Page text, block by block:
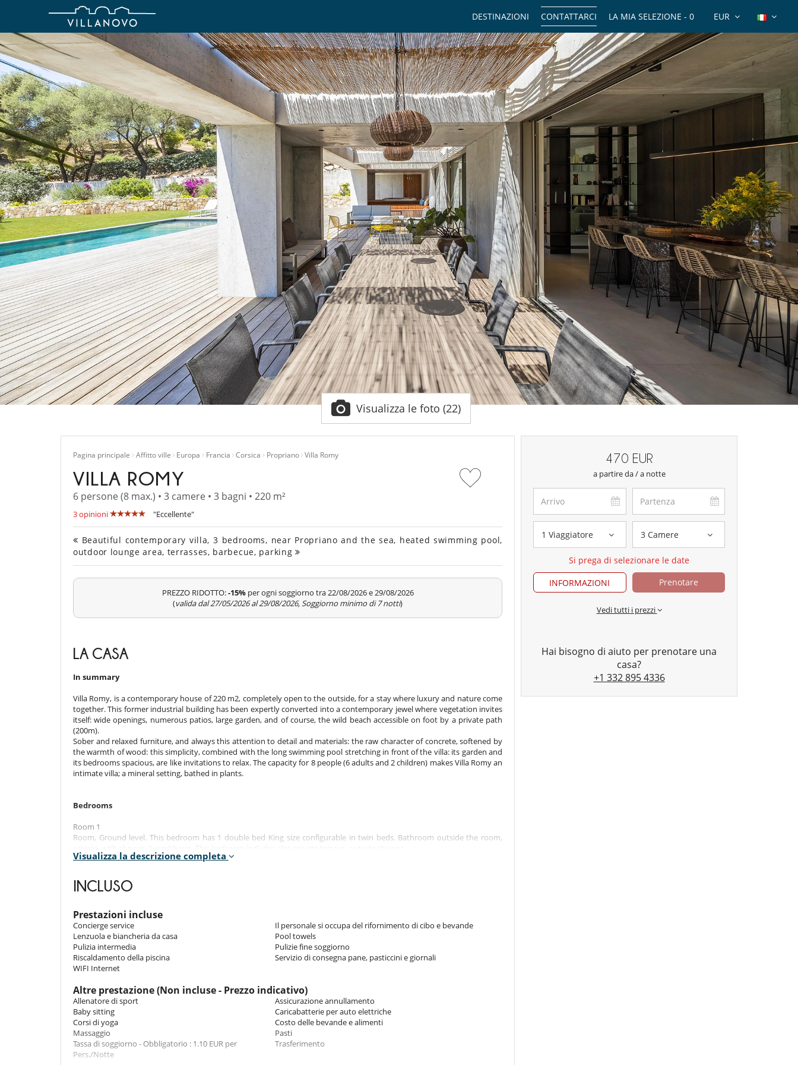
EUR
LA MIA SELEZIONE - 0
CONTATTARCI
DESTINAZIONI
Visualizza le foto (22)
Pagina principale Affitto ville Europa Francia Corsica Propriano Villa Romy
VILLA ROMY
6 persone (8 max.) • 3 camere • 3 bagni • 220 m²
3 opinioni "Eccellente"
Beautiful contemporary villa, 3 bedrooms, near Propriano and the sea, heated swimming pool,
outdoor lounge area, terrasses, barbecue, parking
PREZZO RIDOTTO:-15%per ogni soggiorno tra 22/08/2026 e 29/08/2026
(valida dal 27/05/2026 al 29/08/2026, Soggiorno minimo di 7 notti)
LA CASA
In summary
Villa Romy, is a contemporary house of 220 m2, completely open to the outside, for a stay where luxury and nature come
together. This former industrial building has been expertly converted into a contemporary jewel where vegetation invites
itself: wide openings, numerous patios, large garden, and of course, the wild beach accessible on foot by a private path
(200m).
Sober and relaxed furniture, and always this attention to detail and materials: the raw character of concrete, softened by
the warmth of wood: this simplicity, combined with the long swimming pool stretching in front of the villa: its garden and
its bedrooms spacious, are like invitations to relax. The capacity for 8 people (6 adults and 2 children) makes Villa Romy an
intimate villa; a mineral setting, bathed in plants.
Bedrooms
Room 1
Room, Ground level. This bedroom has 1 double bed King size configurable in twin beds. Bathroom outside the room,
Room, Ground level. This bedroom has 1 double bed King size configurable in twin beds. Bathroom private, with shower, 1
washbasin. This bedroom includes also private terrace, outside shower.
Room 3
Room, Ground level. The bedroom has 3 Beds including 1 double bed King size, 2 bunk beds. Bathroom ensuite, with
shower, 1 washbasin.
Indoors
Fully air conditioned
3 bedrooms
Rooms open to patios
Flat screen TV, safe
Fully equipped kitchen
Laundry room: washing machine
WIFI Internet
Visualizza la descrizione completa
INCLUSO
Prestazioni incluse
Concierge service
Il personale si occupa del rifornimento di cibo e bevande
Lenzuola e biancheria da casa
Pool towels
Pulizia intermedia
Pulizie fine soggiorno
Riscaldamento della piscina
Servizio di consegna pane, pasticcini e giornali
WIFI Internet
Altre prestazione (Non incluse - Prezzo indicativo)
Allenatore di sport
Assicurazione annullamento
Baby sitting
Caricabatterie per auto elettriche
Corsi di yoga
Costo delle bevande e alimenti
Massaggio
Pasti
Tassa di soggiorno - Obbligatorio : 1.10 EUR per
Pers./Notte
Trasferimento
470 EUR
a partire da / a notte
1 Viaggiatore 3 Camere
Si prega di selezionare le date
INFORMAZIONI
Prenotare
Vedi tutti i prezzi
Hai bisogno di aiuto per prenotare una
casa?
+1 332 895 4336